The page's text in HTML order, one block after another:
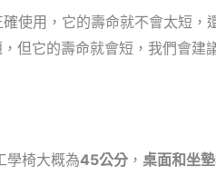
使用，它的壽命就不會太短
但它的壽命就會短，我們會
學椅大概為45公分， 桌面和坐